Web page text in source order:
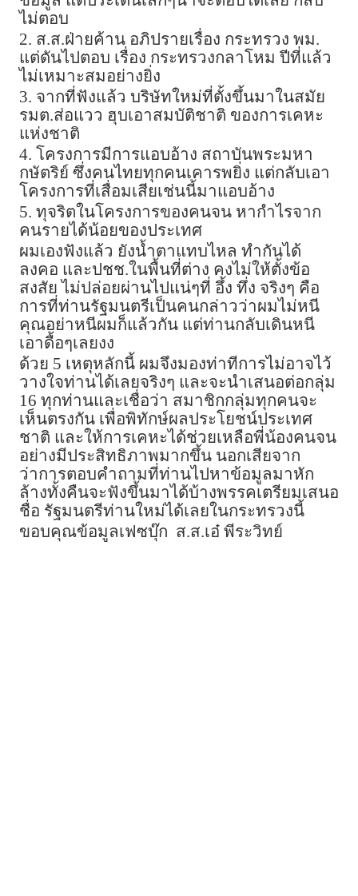
ไม่ตอบ
2. ส.ส.ฝ่ายค้าน อภิปรายเรื่อง กระทรวง พม.
แต่ดันไปตอบ เรื่อง กระทรวงกลาโหม ปีที่แล้ว
ไม่เหมาะสมอย่างยิ่ง
3. จากที่ฟังแล้ว บริษัทใหม่ที่ตั้งขึ้นมาในสมัย
รมต.ส่อแวว ฮุบเอาสมบัติชาติ ของการเคหะ
แห่งชาติ
4. โครงการมีการแอบอ้าง สถาบันพระมหา
กษัตริย์ ซึ่งคนไทยทุกคนเคารพยิ่ง แต่กลับเอา
โครงการที่เสื่อมเสียเช่นนี้มาแอบอ้าง
5. ทุจริตในโครงการของคนจน หากำไรจาก
คนรายได้น้อยของประเทศ
ผมเองฟังแล้ว ยังน้ำตาแทบไหล ทำกันได้
ลงคอ และปชช.ในพื้นที่ต่าง คงไม่ให้ตั้งข้อ
สงสัย ไม่ปล่อยผ่านไปแน่ๆที่ อึ้ง ทึ่ง จริงๆ คือ
การที่ท่านรัฐมนตรีเป็นคนกล่าวว่าผมไม่หนี
คุณอย่าหนีผมก็แล้วกัน แต่ท่านกลับเดินหนี
เอาดื้อๆเลยงง
ด้วย 5 เหตุหลักนี้ ผมจึงมองท่าทีการไม่อาจไว้
วางใจท่านได้เลยจริงๆ และจะนำเสนอต่อกลุ่ม
16 ทุกท่านและเชื่อว่า สมาชิกกลุ่มทุกคนจะ
เห็นตรงกัน เพื่อพิทักษ์ผลประโยชน์ประเทศ
ชาติ และให้การเคหะได้ช่วยเหลือพี่น้องคนจน
อย่างมีประสิทธิภาพมากขึ้น นอกเสียจาก
ว่าการตอบคำถามที่ท่านไปหาข้อมูลมาหัก
ล้างทั้งคืนจะฟังขึ้นมาได้บ้างพรรคเตรียมเสนอ
ชื่อ รัฐมนตรีท่านใหม่ได้เลยในกระทรวงนี้
ขอบคุณข้อมูลเฟซบุ๊ก ส.ส.เอ๋ พีระวิทย์